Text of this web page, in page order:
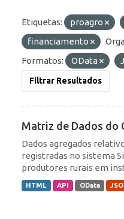
Etiquetas: proagro
financiamento
Formatos:
OData
Filtrar Resultados
Matriz de Dados do
Dados agregados
registradas no sistema
produtores rurais em
HTML API OData